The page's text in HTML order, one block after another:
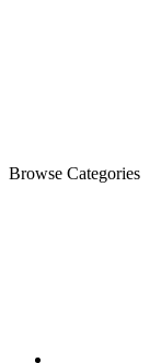
Browse Categories